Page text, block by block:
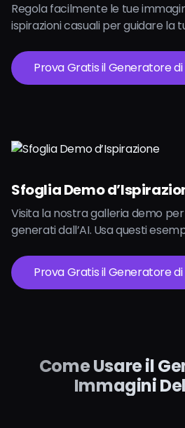
Regola facilmente le tue
ispirazioni casuali per guidare la
Prova Gratis il Generatore di
Sfoglia Demo
Visita la nostra galleria demo
generati dall’AI. Usa questi
Prova Gratis il Generatore di
Come Usare il
Immagini